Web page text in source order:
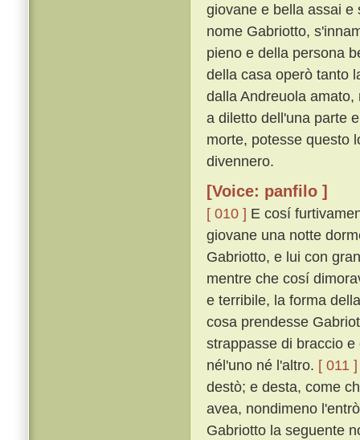
giovane e bella assai e
nome Gabriotto,
pieno e della persona
della casa operò tanto
dalla Andreuola
a diletto dell'una parte
morte, potesse questo
divennero.
[Voice: panfilo ]
[ 010 ] E cosí
giovane una notte
Gabriotto, e lui con
mentre che cosí
e terribile, la forma
cosa prendesse
strappasse di braccio
nél'uno né l'altro. [ 011 ]
destò; e desta, come
avea, nondimeno
Gabriotto la seguente